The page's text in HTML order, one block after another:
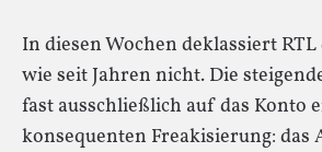
In diesen Wochen deklassiert
wie seit Jahren nicht. Die
fast ausschließlich auf das Konto
konsequenten Freakisierung: das